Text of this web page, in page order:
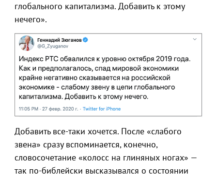
глобального капитализма. Добавить к этому
нечего».
Добавить все-таки хочется. После «слабого
звена» сразу вспоминается, конечно,
словосочетание «колосс на глиняных ногах» —
так по-библейски высказывался о состоянии